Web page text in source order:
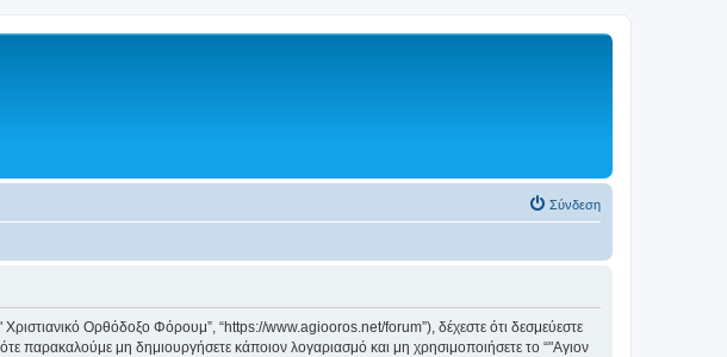
Σύνδεση
Ορθόδοξο Φόρουμ”, “https://www.agiooros.net/forum”), δέχεστε ότι δεσμεύεστε
παρακαλούμε μη δημιουργήσετε κάποιον λογαριασμό και μη χρησιμοποιήσετε το “"Αγιον